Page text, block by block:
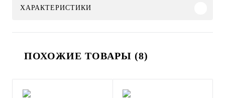
ХАРАКТЕРИСТИКИ
ПОХОЖИЕ ТОВАРЫ (8)